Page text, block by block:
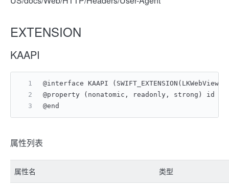
EXTENSION
KAAPI
@interface KAAPI
@property (nonatomic, readonly, strong) id
@end
属性列表
属性名 类型